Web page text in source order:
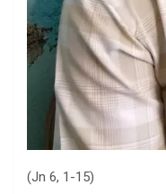
(Jn 6, 1-15)